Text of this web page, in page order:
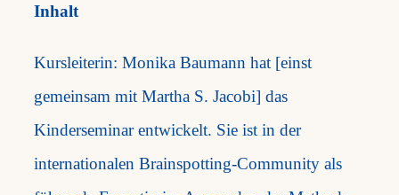
Inhalt
Kursleiterin: Monika Baumann hat [einst
gemeinsam mit Martha S. Jacobi] das
Kinderseminar entwickelt. Sie ist in der
internationalen Brainspotting-Community als